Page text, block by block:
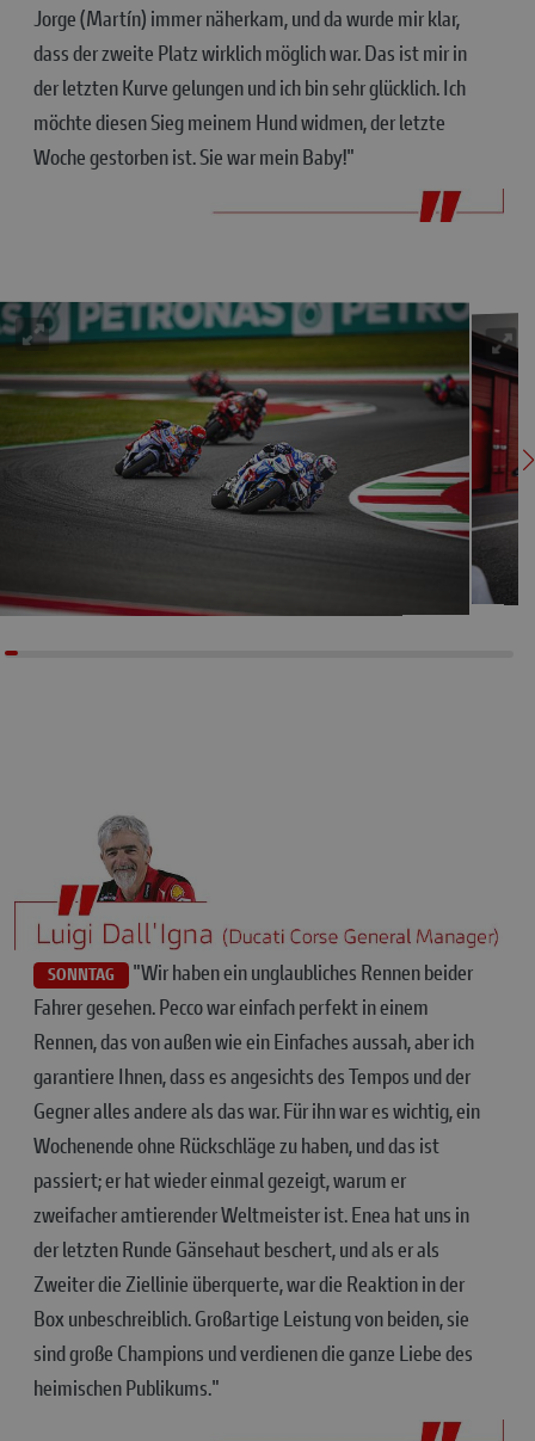
Jorge (Martín) immer näherkam, und da wurde mir klar,
dass der zweite Platz wirklich möglich war. Das ist mir in
der letzten Kurve gelungen und ich bin sehr glücklich. Ich
möchte diesen Sieg meinem Hund widmen, der letzte
Woche gestorben ist. Sie war mein Baby!"
SONNTAG
"Wir haben ein unglaubliches Rennen beider
Fahrer gesehen. Pecco war einfach perfekt in einem
Rennen, das von außen wie ein Einfaches aussah, aber ich
garantiere Ihnen, dass es angesichts des Tempos und der
Gegner alles andere als das war. Für ihn war es wichtig, ein
Wochenende ohne Rückschläge zu haben, und das ist
passiert; er hat wieder einmal gezeigt, warum er
zweifacher amtierender Weltmeister ist. Enea hat uns in
der letzten Runde Gänsehaut beschert, und als er als
Zweiter die Ziellinie überquerte, war die Reaktion in der
Box unbeschreiblich. Großartige Leistung von beiden, sie
sind große Champions und verdienen die ganze Liebe des
heimischen Publikums."